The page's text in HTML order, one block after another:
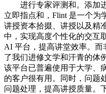
进行专家评测和。添加进
立即指点和，Flint 是一个为
讲授资本拾掇、讲授以及精
中，实现高度个性化的交互
AI 平台，提高讲堂效率。
了我们进修文学和汗青的体
该平台已普遍使用于大学、
的客户很有用。同时，问题
问题处理，提高讲授质量。